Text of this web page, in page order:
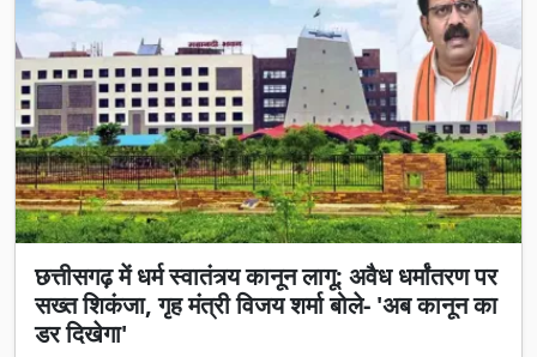
छत्तीसगढ़ में धर्म स्वातंत्र्य कानून लागू: अवैध धर्मांतरण पर
सख्त शिकंजा, गृह मंत्री विजय शर्मा बोले- 'अब कानून का
डर दिखेगा'